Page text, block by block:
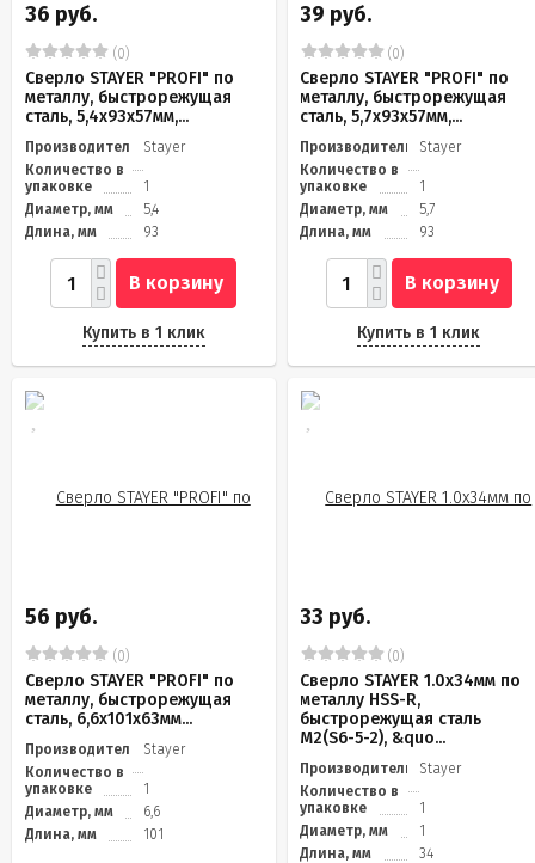
36 руб.
(0)
Сверло STAYER "PROFI" по
металлу, быстрорежущая
сталь, 5,4х93х57мм,...
Производитель
Stayer
Количество в
упаковке
1
Диаметр, мм
5,4
Длина, мм
93
В корзину
Купить в 1 клик
39 руб.
(0)
Сверло STAYER "PROFI" по
металлу, быстрорежущая
сталь, 5,7х93х57мм,...
Производитель
Stayer
Количество в
упаковке
1
Диаметр, мм
5,7
Длина, мм
93
В корзину
Купить в 1 клик
56 руб.
(0)
Сверло STAYER "PROFI" по
металлу, быстрорежущая
сталь, 6,6х101х63мм...
Производитель
Stayer
Количество в
упаковке
1
Диаметр, мм
6,6
Длина, мм
101
33 руб.
(0)
Сверло STAYER 1.0х34мм по
металлу HSS-R,
быстрорежущая сталь
М2(S6-5-2), &quo...
Производитель
Stayer
Количество в
упаковке
1
Диаметр, мм
1
Длина, мм
34